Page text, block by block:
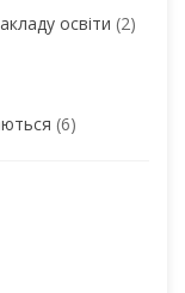
освіти (2)
(6)